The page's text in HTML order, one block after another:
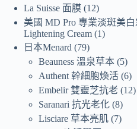
La Suisse 面膜 12
美國 MD Pro 專業淡斑美白
Lightening Cream 1
日本Menard
79
Beauness 溫泉草本 5
Authent 幹細胞煥活 6
Embelir 雙靈芝抗老 12
Saranari 抗光老化 8
Lisciare 草本亮肌 7